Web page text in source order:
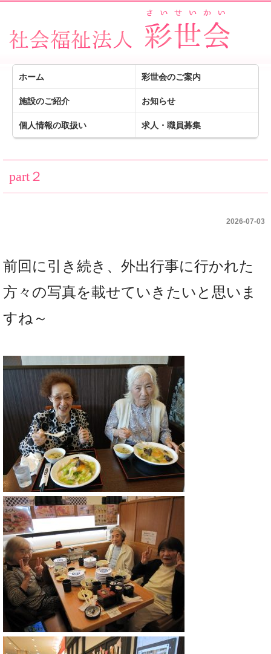
ホーム 彩世会のご案内
施設のご紹介 お知らせ
個人情報の取扱い 求人・職員募集
part２
2026-07-03
前回に引き続き、外出行事に行かれた
方々の写真を載せていきたいと思いま
すね～